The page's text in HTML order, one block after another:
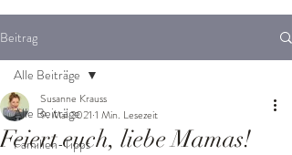
Beitrag
Alle Beiträge
Familien-Tipps
Alle Beiträge
Feiert euch, liebe Mamas!
Susanne Krauss
9. Mai 2021 1 Min. Lesezeit